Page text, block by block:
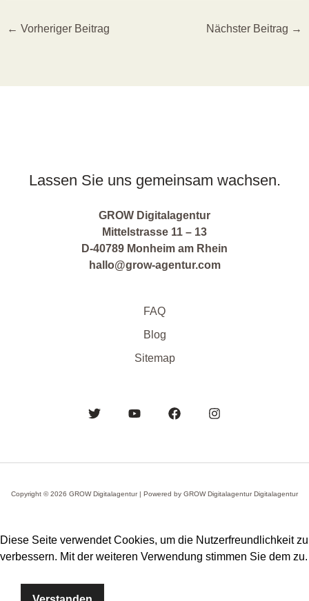
← Vorheriger Beitrag Nächster Beitrag →
Lassen Sie uns gemeinsam wachsen.
GROW Digitalagentur
Mittelstrasse 11 – 13
D-40789 Monheim am Rhein
hallo@grow-agentur.com
FAQ
Blog
Sitemap
Copyright © 2026 GROW Digitalagentur | Powered by GROW Digitalagentur Digitalagentur
Diese Seite verwendet Cookies, um die Nutzerfreundlichkeit zu
verbessern. Mit der weiteren Verwendung stimmen Sie dem zu.